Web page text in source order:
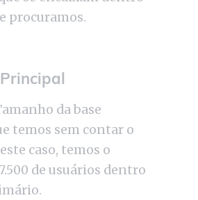
procuramos.
da base
temos sem contar o
caso, temos o
de usuários dentro